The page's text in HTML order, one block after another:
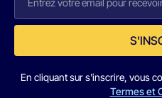
En cliquant sur s'inscrire, vous
Termes et